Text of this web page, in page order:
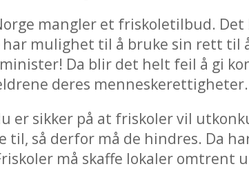
mangler et friskoletilbud.
mulighet til å bruke sin rett til
Da blir det helt feil å gi
deres menneskerettigheter.
er sikker på at friskoler vil
til, så derfor må de hindres. Da
må skaffe lokaler omtrent